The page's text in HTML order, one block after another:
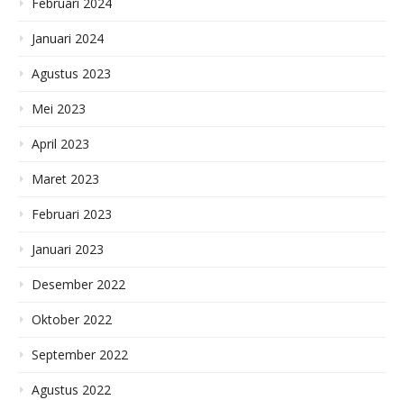
Februari 2024
Januari 2024
Agustus 2023
Mei 2023
April 2023
Maret 2023
Februari 2023
Januari 2023
Desember 2022
Oktober 2022
September 2022
Agustus 2022